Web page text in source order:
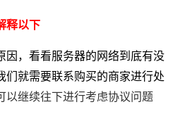
释以下
因，看看服务器的网络到底有没
们就需要联系购买的商家进行处
以继续往下进行考虑协议问题